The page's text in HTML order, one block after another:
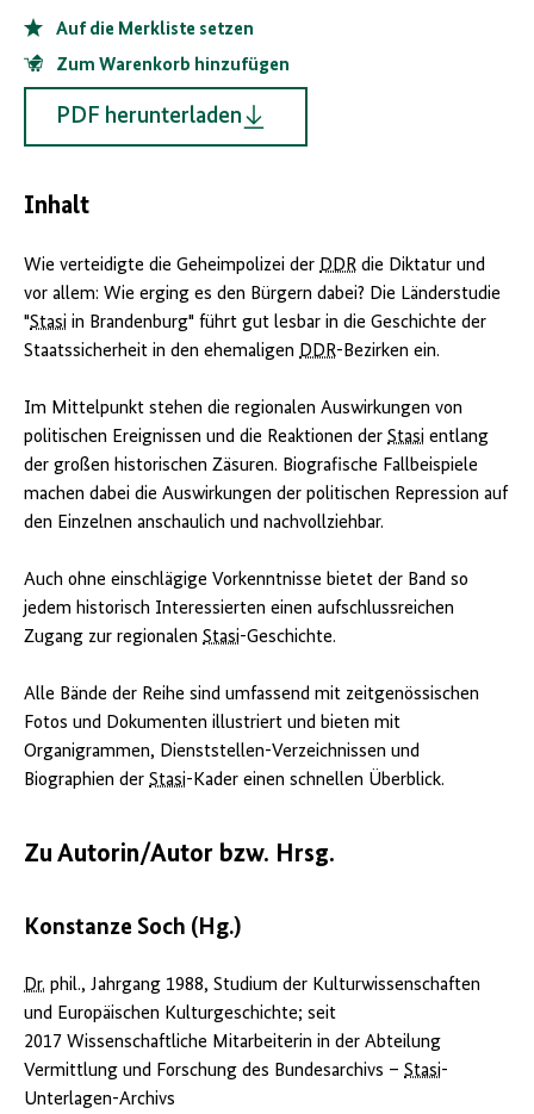
Auf die Merkliste setzen
Zum Warenkorb hinzufügen
PDF herunterladen
Inhalt
Wie verteidigte die Geheimpolizei der DDR die Diktatur und
vor allem: Wie erging es den Bürgern dabei? Die Länderstudie
"Stasi in Brandenburg" führt gut lesbar in die Geschichte der
Staatssicherheit in den ehemaligen DDR-Bezirken ein.
Im Mittelpunkt stehen die regionalen Auswirkungen von
politischen Ereignissen und die Reaktionen der Stasi entlang
der großen historischen Zäsuren. Biografische Fallbeispiele
machen dabei die Auswirkungen der politischen Repression auf
den Einzelnen anschaulich und nachvollziehbar.
Auch ohne einschlägige Vorkenntnisse bietet der Band so
jedem historisch Interessierten einen aufschlussreichen
Zugang zur regionalen Stasi-Geschichte.
Alle Bände der Reihe sind umfassend mit zeitgenössischen
Fotos und Dokumenten illustriert und bieten mit
Organigrammen, Dienststellen-Verzeichnissen und
Biographien der Stasi-Kader einen schnellen Überblick.
Zu Autorin/Autor bzw. Hrsg.
Konstanze Soch (Hg.)
Dr. phil., Jahrgang 1988, Studium der Kulturwissenschaften
und Europäischen Kulturgeschichte; seit
2017 Wissenschaftliche Mitarbeiterin in der Abteilung
Vermittlung und Forschung des Bundesarchivs – Stasi-
Unterlagen-Archivs